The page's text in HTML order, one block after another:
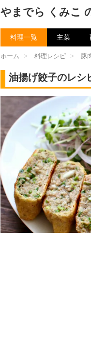
やまでら くみこ
料理一覧 主菜
ホーム > 料理レシピ > 豚
油揚げ餃子のレシ